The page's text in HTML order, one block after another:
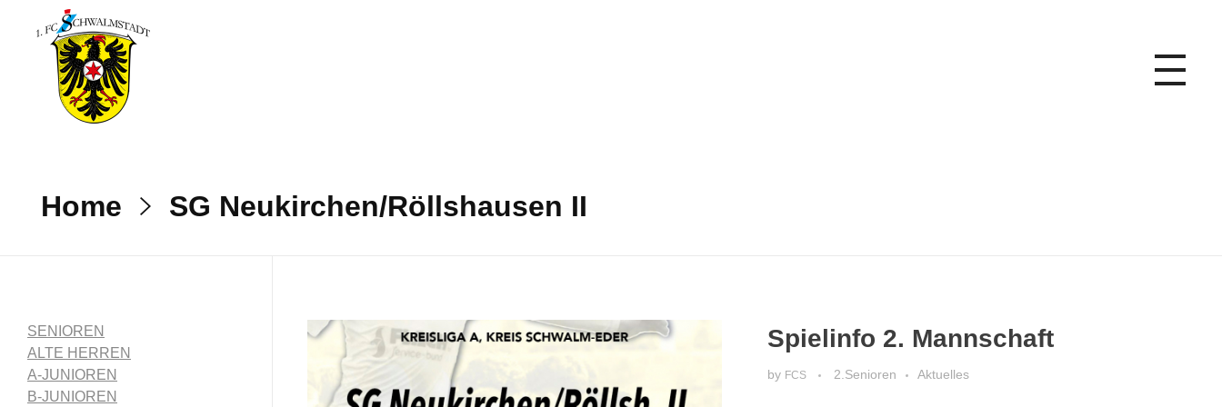
Home SG Neukirchen/Röllshausen II
Spielinfo 2. Mannschaft
by FCS 2.Senioren Aktuelles
SENIOREN
ALTE HERREN
A-JUNIOREN
B-JUNIOREN